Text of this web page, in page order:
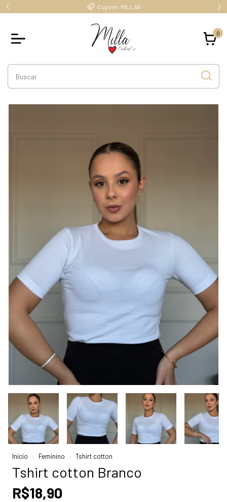
Cupom: MILLA5
0
Início Feminino Tshirt cotton
Tshirt cotton Branco
R$18,90